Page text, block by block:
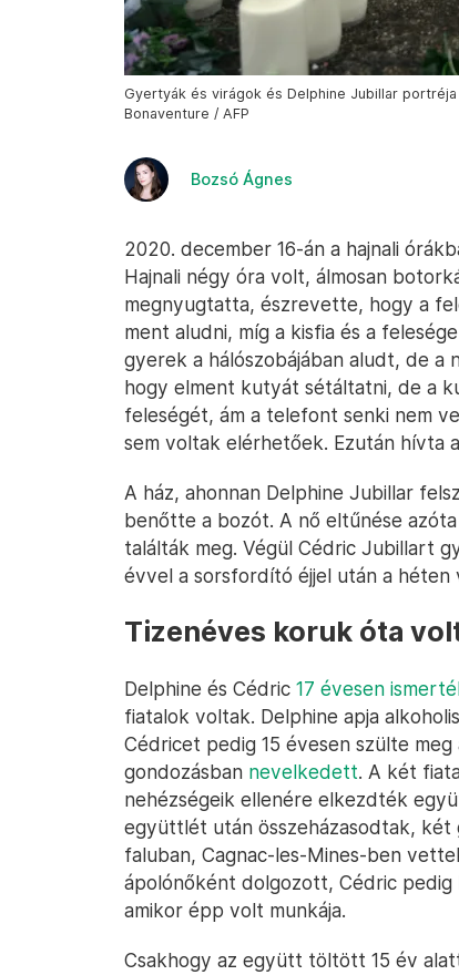
Gyertyák és virágok és Delphine Jubillar
Bonaventure / AFP
Bozsó Ágnes
2020. december 16-án a hajnali
Hajnali négy óra volt, álmosan
megnyugtatta, észrevette, hogy a
ment aludni, míg a kisfia és a
gyerek a hálószobájában aludt, de
hogy elment kutyát sétáltatni, de a
feleségét, ám a telefont senki nem
sem voltak elérhetőek. Ezután hívta
A ház, ahonnan Delphine Jubillar
benőtte a bozót. A nő eltűnése
találták meg. Végül Cédric Jubillart
évvel a sorsfordító éjjel után a
Tizenéves koruk óta
Delphine és Cédric 17 évesen
fiatalok voltak. Delphine apja
Cédricet pedig 15 évesen szülte
gondozásban nevelkedett. A két
nehézségeik ellenére elkezdték
együttlét után összeházasodtak, két
faluban, Cagnac-les-Mines-ben
ápolónőként dolgozott, Cédric
amikor épp volt munkája.
Csakhogy az együtt töltött 15 év